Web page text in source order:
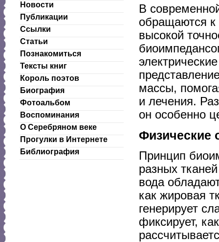
Новости
Публикации
Ссылки
Статьи
Познакомиться
Тексты книг
Король поэтов
Биография
Фотоальбом
Воспоминания
О Серебряном веке
Прогулки в Интернете
Библиография
В
обращаются к
высокой
массы,
и лечения.
он особенно
Физические
Принцип
разных
вода
как жировая
генерирует
фиксирует,